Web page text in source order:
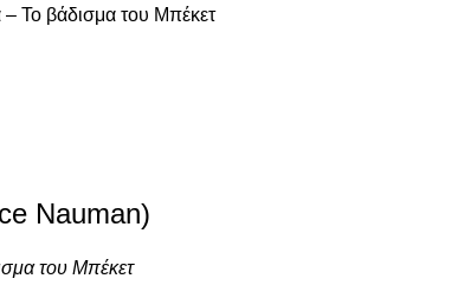
Το βάδισμα του Μπέκετ
Nauman)
του Μπέκετ